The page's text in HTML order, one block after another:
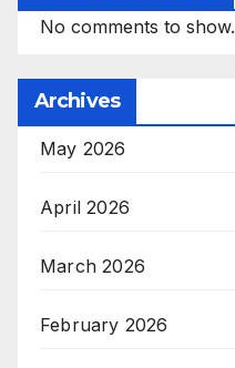
No comments to show.
Archives
May 2026
April 2026
March 2026
February 2026